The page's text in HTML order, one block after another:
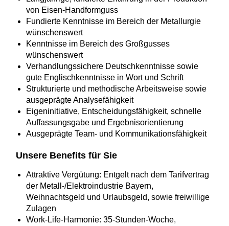
von Eisen-Handformguss
Fundierte Kenntnisse im Bereich der Metallurgie
wünschenswert
Kenntnisse im Bereich des Großgusses
wünschenswert
Verhandlungssichere Deutschkenntnisse sowie
gute Englischkenntnisse in Wort und Schrift
Strukturierte und methodische Arbeitsweise sowie
ausgeprägte Analysefähigkeit
Eigeninitiative, Entscheidungsfähigkeit, schnelle
Auffassungsgabe und Ergebnisorientierung
Ausgeprägte Team- und Kommunikationsfähigkeit
Unsere Benefits für Sie
Attraktive Vergütung: Entgelt nach dem Tarifvertrag
der Metall-/Elektroindustrie Bayern,
Weihnachtsgeld und Urlaubsgeld, sowie freiwillige
Zulagen
Work-Life-Harmonie: 35-Stunden-Woche,